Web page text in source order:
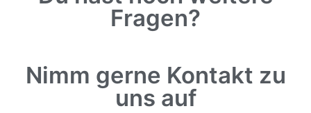
Fragen?
Nimm gerne Kontakt zu
uns auf